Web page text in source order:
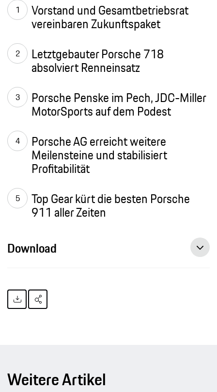
Vorstand und Gesamtbetriebsrat
vereinbaren Zukunftspaket
Letztgebauter Porsche 718
absolviert Renneinsatz
Porsche Penske im Pech, JDC-Miller
MotorSports auf dem Podest
Porsche AG erreicht weitere
Meilensteine und stabilisiert
Profitabilität
Top Gear kürt die besten Porsche
911 aller Zeiten
Download
Weitere Artikel